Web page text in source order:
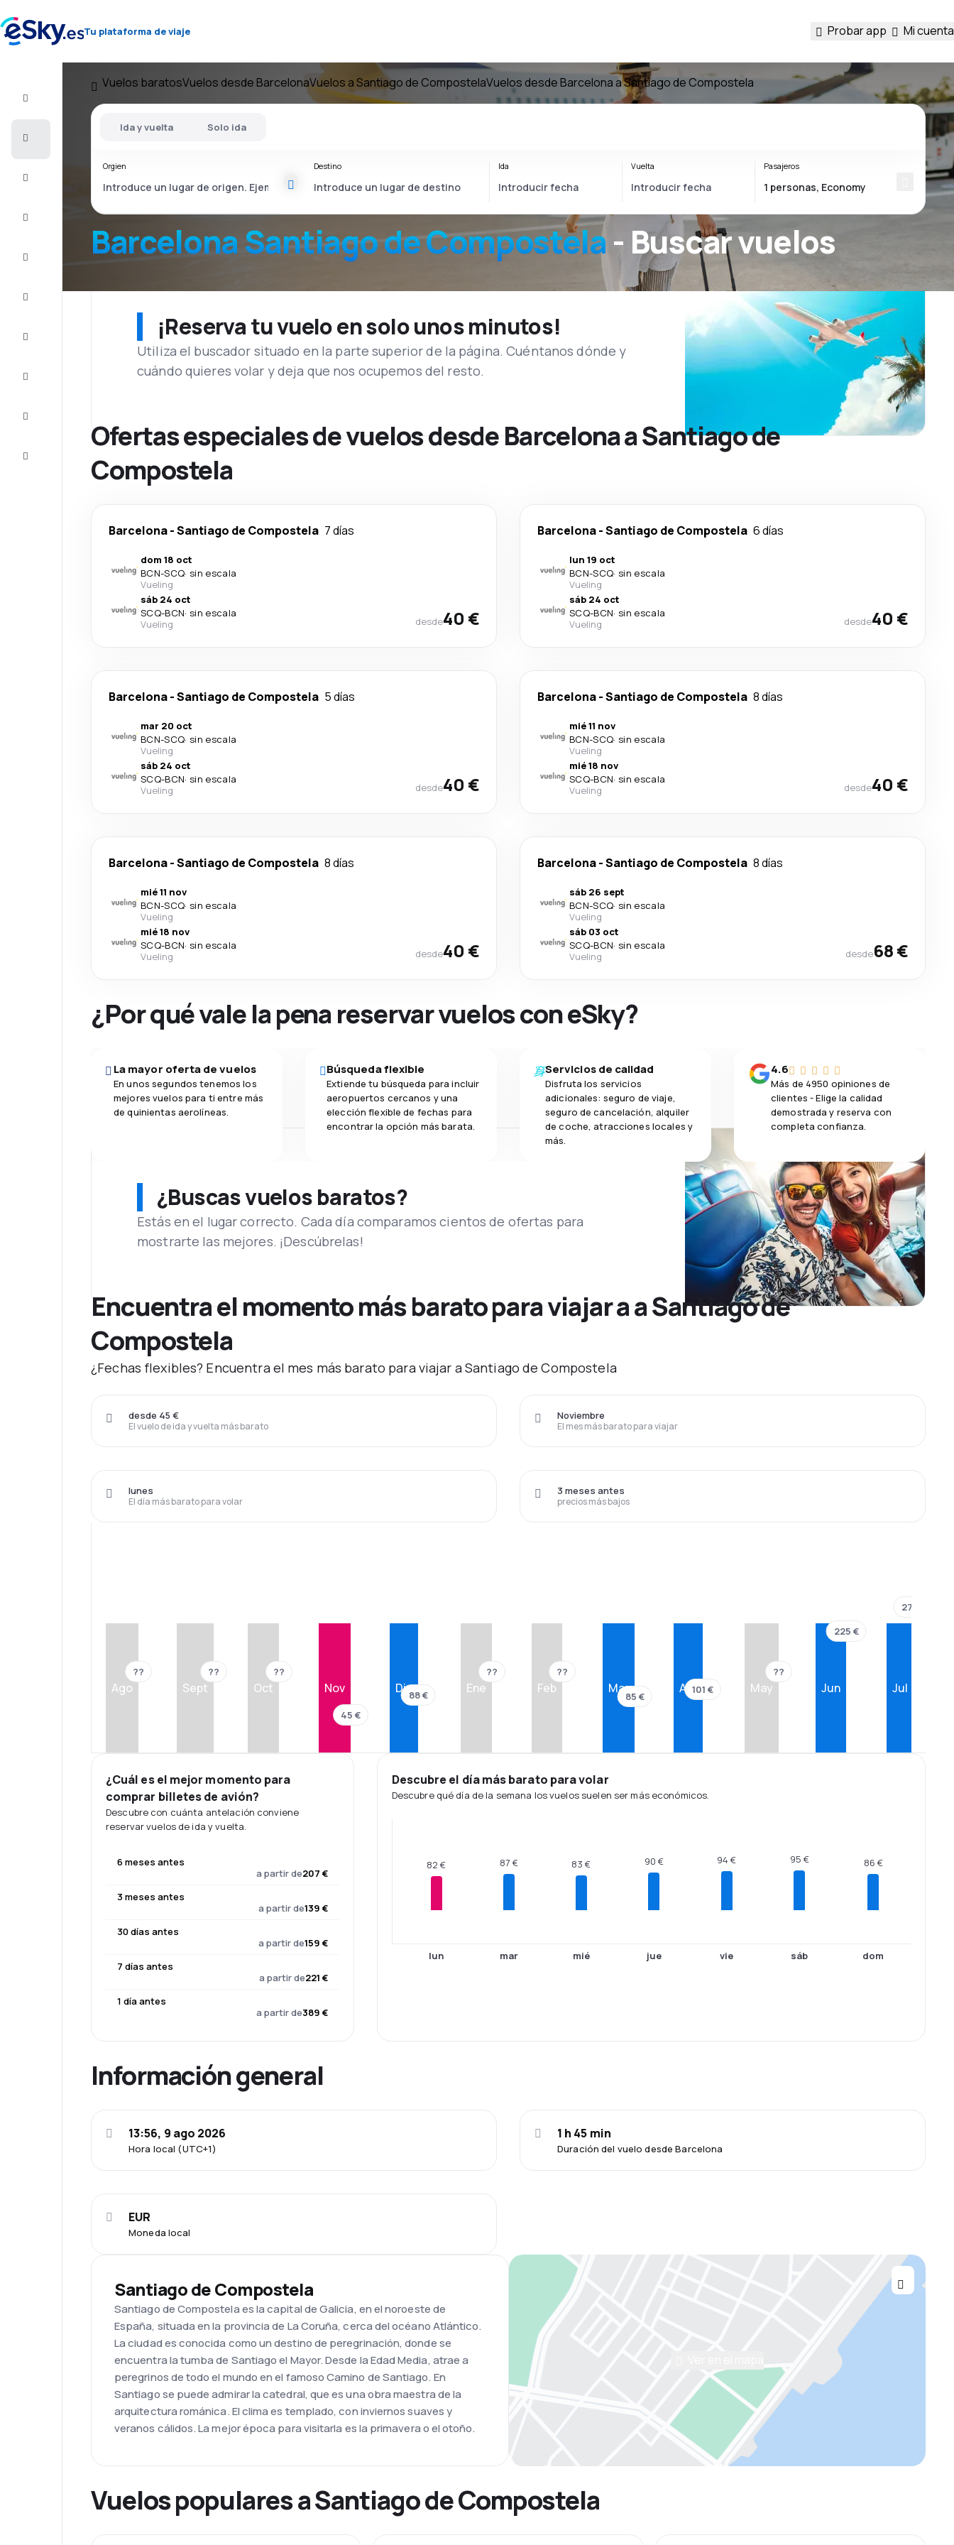
Tu plataforma de viaje Probar app Mi cuenta
Vuelos baratosVuelos desde BarcelonaVuelos a Santiago de CompostelaVuelos desde Barcelona a Santiago de Compostela
Barcelona Santiago de Compostela - Buscar vuelos
Ida y vuelta Solo ida
Orgien Destino Ida Vuelta Pasajeros
¡Reserva tu vuelo en solo unos minutos!
Utiliza el buscador situado en la parte superior de la página. Cuéntanos dónde y
cuándo quieres volar y deja que nos ocupemos del resto.
Ofertas especiales de vuelos desde Barcelona a Santiago de
Compostela
Barcelona-Santiago de Compostela 7 días
dom 18 oct
BCN-SCQ· sin escala
Vueling
sáb 24 oct
SCQ-BCN· sin escala
Vueling
desde40 €
Barcelona-Santiago de Compostela 6 días
lun 19 oct
BCN-SCQ· sin escala
Vueling
sáb 24 oct
SCQ-BCN· sin escala
Vueling
desde40 €
Barcelona-Santiago de Compostela 5 días
mar 20 oct
BCN-SCQ· sin escala
Vueling
sáb 24 oct
SCQ-BCN· sin escala
Vueling
desde40 €
Barcelona-Santiago de Compostela 8 días
mié 11 nov
BCN-SCQ· sin escala
Vueling
mié 18 nov
SCQ-BCN· sin escala
Vueling
desde40 €
Barcelona-Santiago de Compostela 8 días
mié 11 nov
BCN-SCQ· sin escala
Vueling
mié 18 nov
SCQ-BCN· sin escala
Vueling
desde40 €
Barcelona-Santiago de Compostela 8 días
sáb 26 sept
BCN-SCQ· sin escala
Vueling
sáb 03 oct
SCQ-BCN· sin escala
Vueling
desde68 €
¿Por qué vale la pena reservar vuelos con eSky?
La mayor oferta de vuelos
En unos segundos tenemos los
mejores vuelos para ti entre más
de quinientas aerolíneas.
Búsqueda flexible
Extiende tu búsqueda para incluir
aeropuertos cercanos y una
elección flexible de fechas para
encontrar la opción más barata.
Servicios de calidad
Disfruta los servicios
adicionales: seguro de viaje,
seguro de cancelación, alquiler
de coche, atracciones locales y
más.
4.6
Más de 4950 opiniones de
clientes - Elige la calidad
demostrada y reserva con
completa confianza.
¿Buscas vuelos baratos?
Estás en el lugar correcto. Cada día comparamos cientos de ofertas para
mostrarte las mejores. ¡Descúbrelas!
Encuentra el momento más barato para viajar a a Santiago de
Compostela
¿Fechas flexibles? Encuentra el mes más barato para viajar a Santiago de Compostela
El vuelo de ida y vuelta más barato
desde 45 €
El mes más barato para viajar
Noviembre
El día más barato para volar
lunes
precios más bajos
3 meses antes
Ago
??
Sept
??
Oct
??
Nov
45 €
Dic88 € Ene
??
Feb
??
Mar
85 €
Abr101 € May
??
Jun
225 €
Jul
277 €
¿Cuál es el mejor momento para
comprar billetes de avión?
Descubre con cuánta antelación conviene
reservar vuelos de ida y vuelta.
6 meses antes
a partir de207 €
3 meses antes
a partir de139 €
30 días antes
a partir de159 €
7 días antes
a partir de221 €
1 día antes
a partir de389 €
Descubre el día más barato para volar
Descubre qué día de la semana los vuelos suelen ser más económicos.
82 €
lun
87 €
mar
83 €
mié
90 €
jue
94 €
vie
95 €
sáb
86 €
dom
Información general
Hora local (UTC+1)
13:56, 9 ago 2026
Duración del vuelo desde Barcelona
1 h 45 min
Moneda local
EUR
Santiago de Compostela
Santiago de Compostela es la capital de Galicia, en el noroeste de
España, situada en la provincia de La Coruña, cerca del océano Atlántico.
La ciudad es conocida como un destino de peregrinación, donde se
encuentra la tumba de Santiago el Mayor. Desde la Edad Media, atrae a
peregrinos de todo el mundo en el famoso Camino de Santiago. En
Santiago se puede admirar la catedral, que es una obra maestra de la
arquitectura románica. El clima es templado, con inviernos suaves y
veranos cálidos. La mejor época para visitarla es la primavera o el otoño.
Vuelos populares a Santiago de Compostela